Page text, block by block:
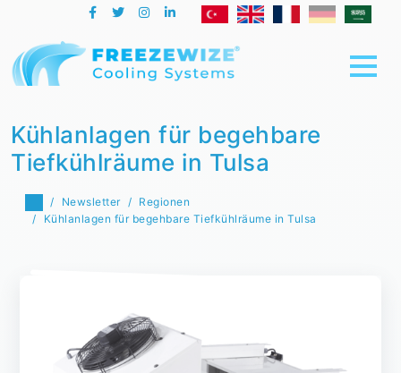
Kühlanlagen für begehbare
Tiefkühlräume in Tulsa
Newsletter
Regionen
Kühlanlagen für begehbare Tiefkühlräume in Tulsa